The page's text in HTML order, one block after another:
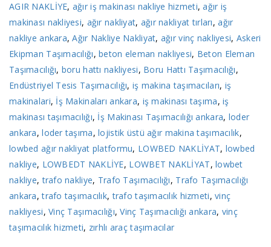
AGIR NAKLİYE, ağır iş makinası nakliye hizmeti,ağır iş
makinası nakliyesi, ağır nakliyat, ağır nakliyat tırları,ağır
nakliye ankara,Ağır Nakliye Nakliyat, ağır vinç nakliyesi, Askeri
Ekipman Taşımacılığı,beton eleman nakliyesi, Beton Eleman
Taşımacılığı, boru hattı nakliyesi, Boru Hattı Taşımacılığı,
Endüstriyel Tesis Taşımacılığı, iş makina taşımacıları, iş
makinalari, İş Makinaları ankara, iş makinası taşıma,iş
makinası taşımacılığı, İş Makinası Taşımacılığı ankara, loder
ankara,loder taşıma,lojistik üstü ağır makina taşımacılık,
lowbed ağır nakliyat platformu, LOWBED NAKLİYAT, lowbed
nakliye, LOWBEDT NAKLİYE, LOWBET NAKLİYAT,lowbet
nakliye,trafo nakliye, Trafo Taşımacılığı, Trafo Taşımacılığı
ankara,trafo taşımacılık,trafo taşımacılık hizmeti,vinç
nakliyesi,Vinç Taşımacılığı,Vinç Taşımacılığı ankara, vinç
taşımacılık hizmeti, zırhlı araç taşımacılar